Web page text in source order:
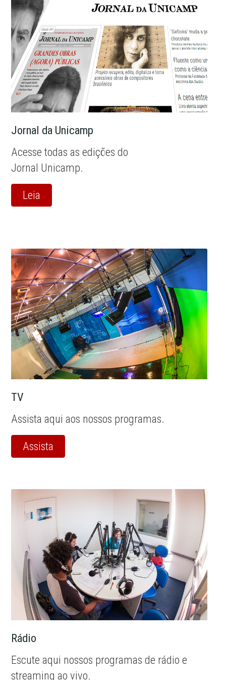
Jornal da Unicamp
Acesse todas as edições do
Jornal Unicamp.
Leia
TV
Assista aqui aos nossos programas.
Assista
Rádio
Escute aqui nossos programas de rádio e
streaming ao vivo.